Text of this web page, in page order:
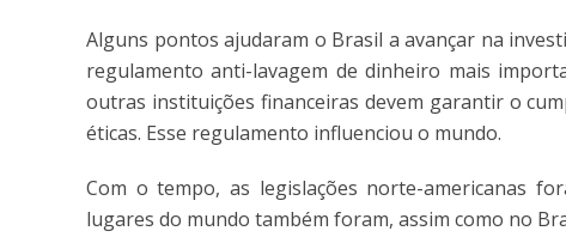
Alguns pontos ajudaram o Brasil a avançar na
regulamento anti-lavagem de dinheiro mais
outras instituições financeiras devem garantir o
éticas. Esse regulamento influenciou o mundo.
Com o tempo, as legislações norte-americanas
lugares do mundo também foram, assim como no